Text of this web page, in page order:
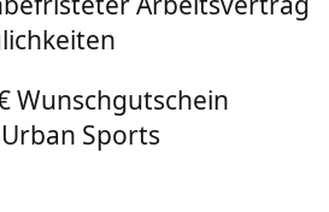
Wunschgutschein
Sports